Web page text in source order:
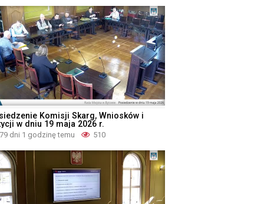
Komisji Skarg, Wniosków i
w dniu 19 maja 2026 r.
79 dni 1 godzinę temu 510